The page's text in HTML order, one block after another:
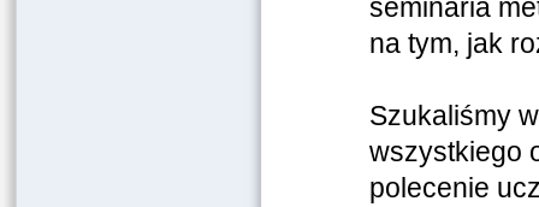
seminaria
na tym, jak
Szukaliśmy
wszystkiego
polecenie